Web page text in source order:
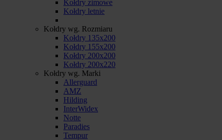
Kołdry zimowe
Kołdry letnie
Kołdry wg. Rozmiaru
Kołdry 135x200
Kołdry 155x200
Kołdry 200x200
Kołdry 200x220
Kołdry wg. Marki
Allerguard
AMZ
Hilding
InterWidex
Notte
Paradies
Tempur